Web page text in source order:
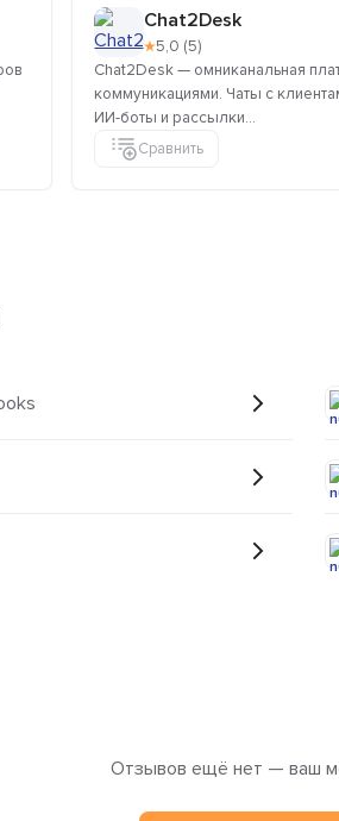
Chat2Desk
★5,0 (5)
Chat2Desk — омниканальная
коммуникациями. Чаты с
ИИ-боты и рассылки...
Сравнить
Отзывов ещё нет — ваш